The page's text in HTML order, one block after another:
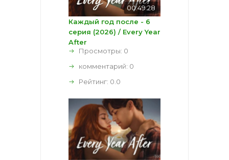
00:49:28
Каждый год после - 6
серия (2026) / Every Year
After
Просмотры: 0
комментарий: 0
Рейтинг: 0.0